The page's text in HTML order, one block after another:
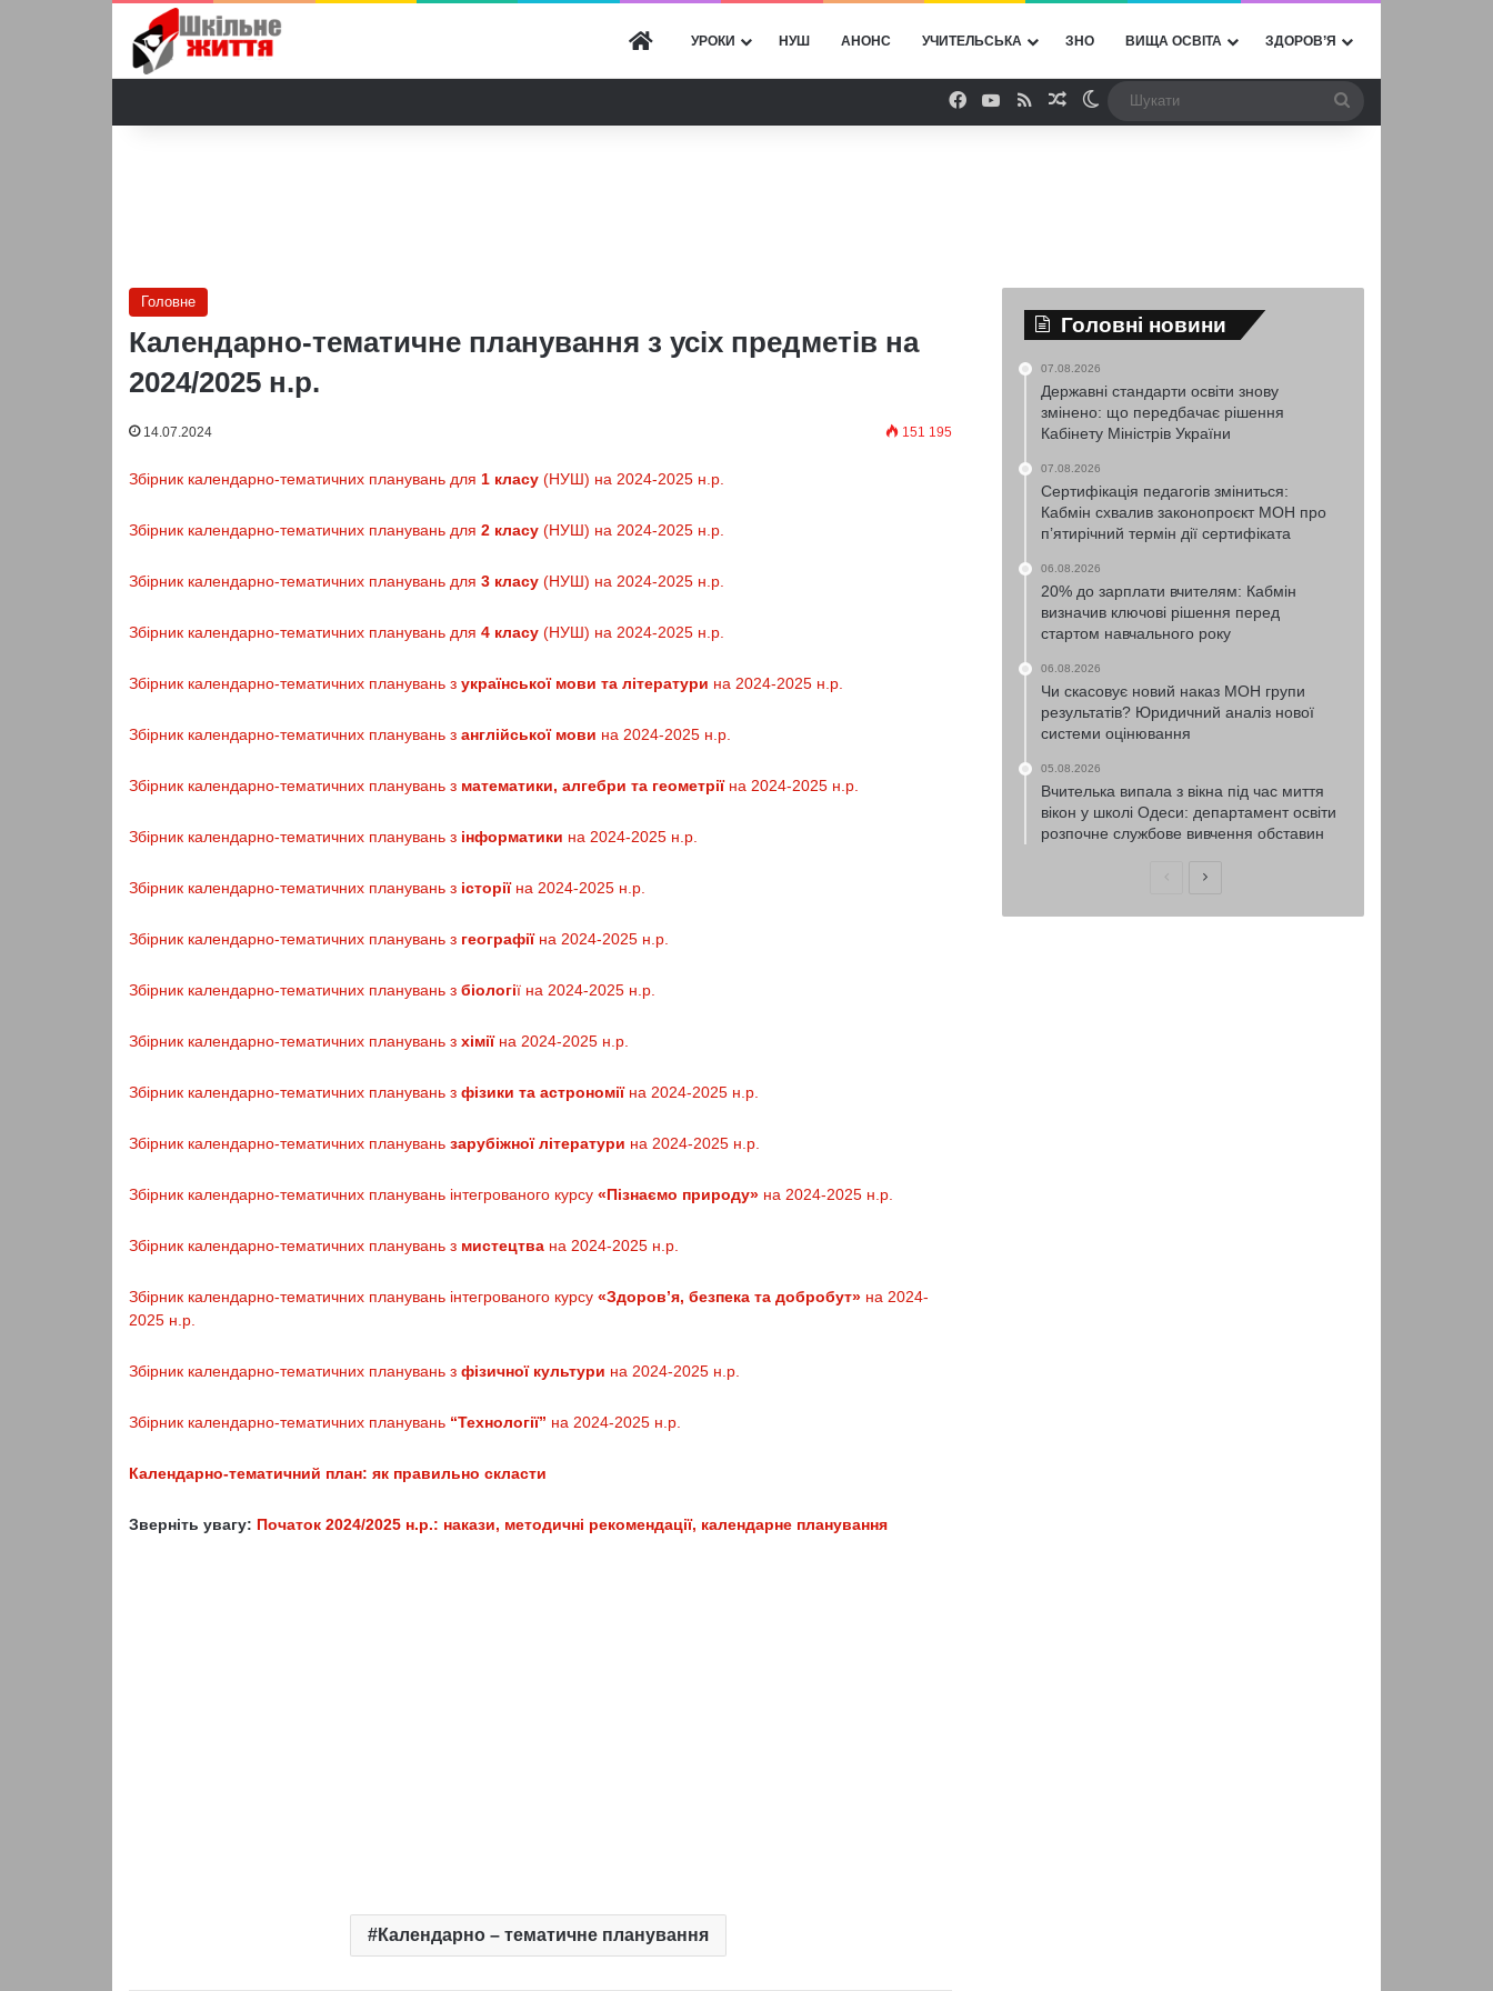
ГОЛОВНА
УРОКИ НУШ АНОНС УЧИТЕЛЬСЬКА ЗНО ВИЩА ОСВІТА ЗДОРОВ’Я
Facebook
YouTube
RSSВипадкова стаття
Switch skin
Головне
Календарно-тематичне планування з усіх предметів на
2024/2025 н.р.
14.07.2024 151 195
Збірник календарно-тематичних планувань для 1 класу(НУШ) на 2024-2025 н.р.
Збірник календарно-тематичних планувань для 2 класу(НУШ) на 2024-2025 н.р.
Збірник календарно-тематичних планувань для 3 класу(НУШ) на 2024-2025 н.р.
Збірник календарно-тематичних планувань для 4 класу(НУШ) на 2024-2025 н.р.
Збірник календарно-тематичних планувань з української мови та літератури на 2024-2025 н.р.
Збірник календарно-тематичних планувань з англійської мови на 2024-2025 н.р.
Збірник календарно-тематичних планувань з математики, алгебри та геометрії на 2024-2025 н.р.
Збірник календарно-тематичних планувань з інформатики на 2024-2025 н.р.
Збірник календарно-тематичних планувань з історіїна 2024-2025 н.р.
Збірник календарно-тематичних планувань з географіїна 2024-2025 н.р.
Збірник календарно-тематичних планувань з біології на 2024-2025 н.р.
Збірник календарно-тематичних планувань з хімії на 2024-2025 н.р.
Збірник календарно-тематичних планувань з фізики та астрономії на 2024-2025 н.р.
Збірник календарно-тематичних планувань зарубіжної літератури на 2024-2025 н.р.
Збірник календарно-тематичних планувань інтегрованого курсу «Пізнаємо природу»на 2024-2025 н.р.
Збірник календарно-тематичних планувань з мистецтвана 2024-2025 н.р.
Збірник календарно-тематичних планувань інтегрованого курсу «Здоров’я, безпека та добробут» на 2024-
2025 н.р.
Збірник календарно-тематичних планувань зфізичної культури на 2024-2025 н.р.
Збірник календарно-тематичних планувань “Технології” на 2024-2025 н.р.
Календарно-тематичний план: як правильно скласти
Зверніть увагу: Початок 2024/2025 н.р.: накази, методичні рекомендації, календарне планування
Календарно – тематичне планування
Головні новини
07.08.2026
Державні стандарти освіти знову
змінено: що передбачає рішення
Кабінету Міністрів України
07.08.2026
Сертифікація педагогів зміниться:
Кабмін схвалив законопроєкт МОН про
п’ятирічний термін дії сертифіката
06.08.2026
20% до зарплати вчителям: Кабмін
визначив ключові рішення перед
стартом навчального року
06.08.2026
Чи скасовує новий наказ МОН групи
результатів? Юридичний аналіз нової
системи оцінювання
05.08.2026
Вчителька випала з вікна під час миття
вікон у школі Одеси: департамент освіти
розпочне службове вивчення обставин
ПопередняНаступна